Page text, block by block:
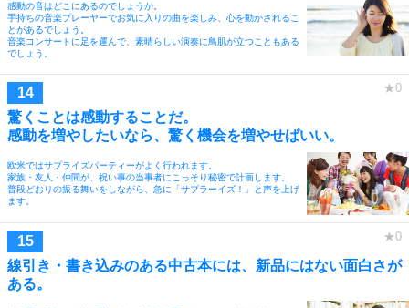
感動の音はどこにあるのでしょうか。
手持ちの音楽プレーヤーでお気に入りの曲を楽しみ、心を動かされるこ
とがあるでしょう。
音楽コンサートに足を運んで、素晴らしい演奏に鳥肌が立つこともある
でしょう。
驚くことは感動することだ。
感動を増やしたいなら、驚く機会を増やせばいい。
欧米ではサプライズパーティーがよく行われます。
家族・友人・仲間が、祝い事の当事者にこっそり秘密で計画します。
普段どおりの振る舞いをしながら、急に「サプラーイズ！」と声を上げ
ます。
線引き・書き込みのある中古本には、新品にはない面白さが
ある。